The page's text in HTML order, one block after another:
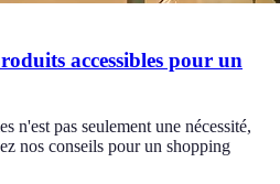
accessibles pour un
n'est pas seulement une nécessité,
nos conseils pour un shopping